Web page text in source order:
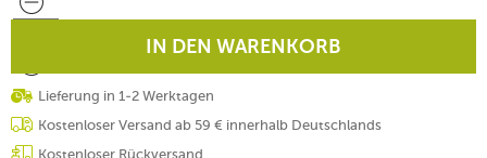
IN DEN WARENKORB
Lieferung in 1-2 Werktagen
Kostenloser Versand ab 59 € innerhalb Deutschlands
Kostenloser Rückversand